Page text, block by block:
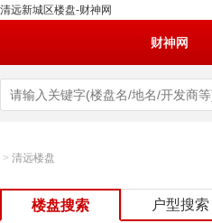
清远新城区楼盘-财神网
财神网
> 清远楼盘
楼盘搜索 户型搜索